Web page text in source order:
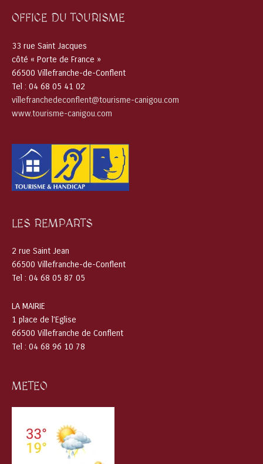
OFFICE DU TOURISME
33 rue Saint Jacques
côté « Porte de France »
66500 Villefranche-de-Conflent
Tel : 04 68 05 41 02
villefranchedeconflent@tourisme-canigou.com
www.tourisme-canigou.com
LES REMPARTS
2 rue Saint Jean
66500 Villefranche-de-Conflent
Tel : 04 68 05 87 05
LA MAIRIE
1 place de l’Eglise
66500 Villefranche de Conflent
Tel : 04 68 96 10 78
METEO